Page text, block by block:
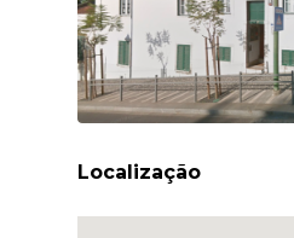
Localização